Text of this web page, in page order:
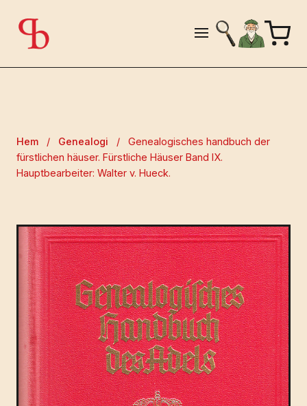
Hem / Genealogi /
Genealogisches handbuch der
fürstlichen häuser. Fürstliche Häuser Band IX.
Hauptbearbeiter: Walter v. Hueck.